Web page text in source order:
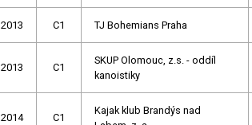
2013 C1 TJ Bohemians Praha
2013 C1
SKUP Olomouc, z.s. - oddíl
kanoistiky
2014 C1
Kajak klub Brandýs nad